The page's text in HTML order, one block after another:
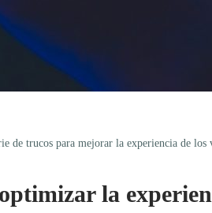
de trucos para mejorar la experiencia de los
la